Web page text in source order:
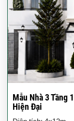
Mẫu Nhà 3 Tầng
Hiện Đại